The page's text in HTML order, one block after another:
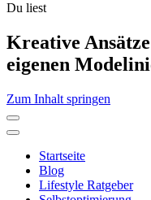
Du liest
Kreative
eigenen
Zum Inhalt springen
Startseite
Blog
Lifestyle Ratgeber